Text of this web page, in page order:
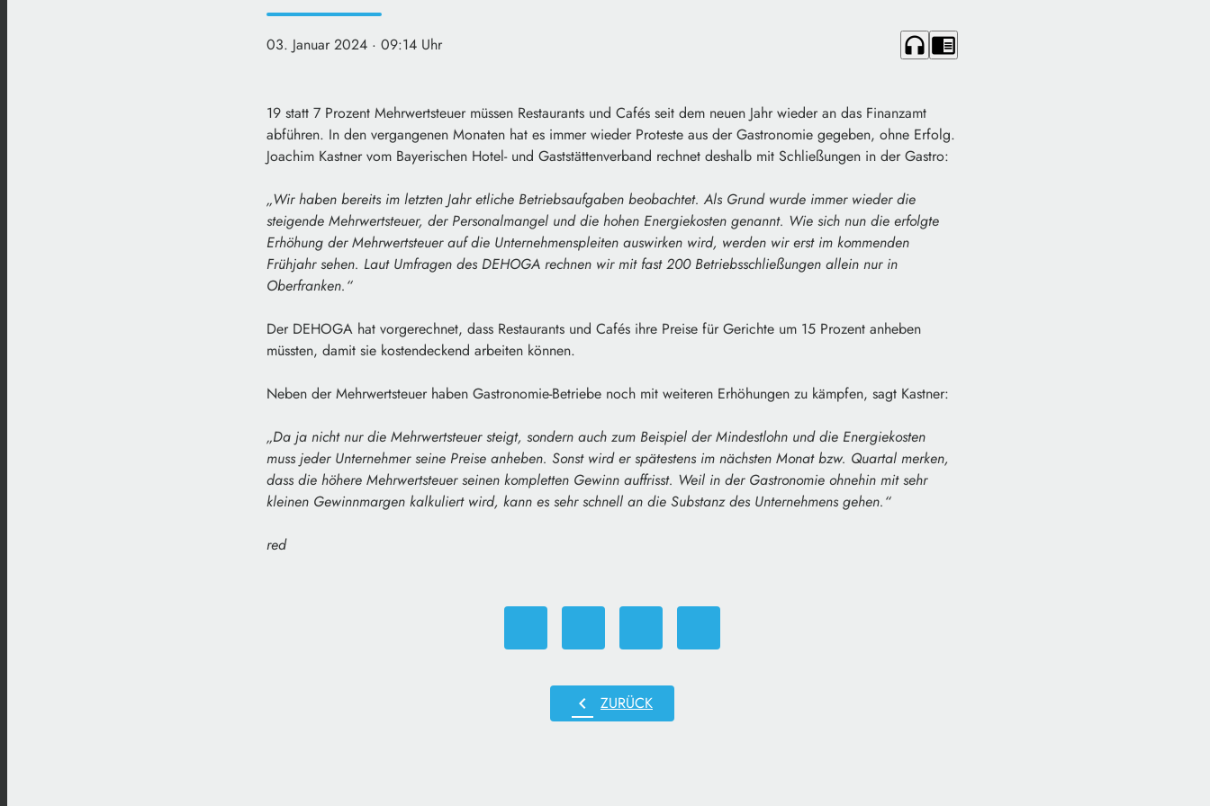
03. Januar 2024 · 09:14 Uhr headphones chrome_reader_mode
19 statt 7 Prozent Mehrwertsteuer müssen Restaurants und Cafés seit dem neuen Jahr wieder an das Finanzamt
abführen. In den vergangenen Monaten hat es immer wieder Proteste aus der Gastronomie gegeben, ohne Erfolg.
Joachim Kastner vom Bayerischen Hotel- und Gaststättenverband rechnet deshalb mit Schließungen in der Gastro:
„Wir haben bereits im letzten Jahr etliche Betriebsaufgaben beobachtet. Als Grund wurde immer wieder die
steigende Mehrwertsteuer, der Personalmangel und die hohen Energiekosten genannt. Wie sich nun die erfolgte
Erhöhung der Mehrwertsteuer auf die Unternehmenspleiten auswirken wird, werden wir erst im kommenden
Frühjahr sehen. Laut Umfragen des DEHOGA rechnen wir mit fast 200 Betriebsschließungen allein nur in
Oberfranken.“
Der DEHOGA hat vorgerechnet, dass Restaurants und Cafés ihre Preise für Gerichte um 15 Prozent anheben
müssten, damit sie kostendeckend arbeiten können.
Neben der Mehrwertsteuer haben Gastronomie-Betriebe noch mit weiteren Erhöhungen zu kämpfen, sagt Kastner:
„Da ja nicht nur die Mehrwertsteuer steigt, sondern auch zum Beispiel der Mindestlohn und die Energiekosten
muss jeder Unternehmer seine Preise anheben. Sonst wird er spätestens im nächsten Monat bzw. Quartal merken,
dass die höhere Mehrwertsteuer seinen kompletten Gewinn auffrisst. Weil in der Gastronomie ohnehin mit sehr
kleinen Gewinnmargen kalkuliert wird, kann es sehr schnell an die Substanz des Unternehmens gehen.“
red
chevron_left ZURÜCK